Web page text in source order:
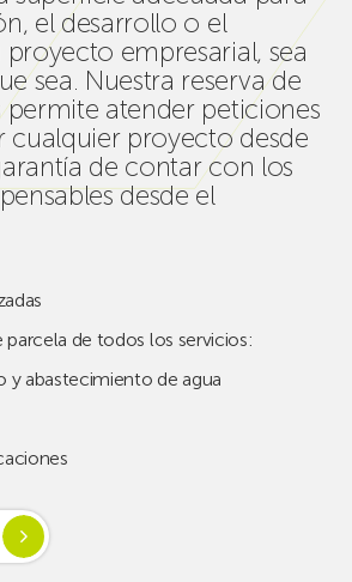
el desarrollo o el
empresarial, sea
sea. Nuestra reserva de
permite atender peticiones
cualquier proyecto desde
de contar con los
desde el
parcela de todos los servicios:
y abastecimiento de agua